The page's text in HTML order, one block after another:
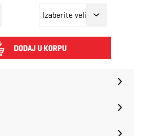
DODAJ U KORPU